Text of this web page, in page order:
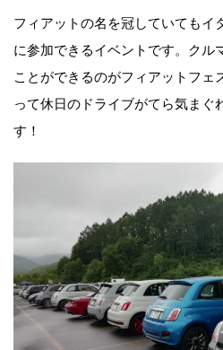
フィアットの名を冠していてもイ
に参加できるイベントです。クル
ことができるのがフィアットフェ
って休日のドライブがてら気まぐ
す！